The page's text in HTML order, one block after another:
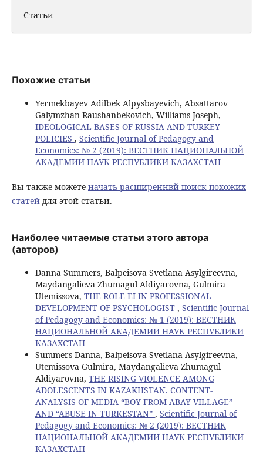
Статьи
Похожие статьи
Yermekbayev Adilbek Alpysbayevich, Absattarov
Galymzhan Raushanbekovich, Williams Joseph,
IDEOLOGICAL BASES OF RUSSIA AND TURKEY
POLICIES , Scientific Journal of Pedagogy and
Economics: № 2 (2019): ВЕСТНИК НАЦИОНАЛЬНОЙ
АКАДЕМИИ НАУК РЕСПУБЛИКИ КАЗАХСТАН
Вы также можете начать расширеннвй поиск похожих
статейдля этой статьи.
Наиболее читаемые статьи этого автора
(авторов)
Danna Summers, Balpeisova Svetlana Asylgireevna,
Maydangalieva Zhumagul Aldiyarovna, Gulmira
Utemissova, THE ROLE EI IN PROFESSIONAL
DEVELOPMENT OF PSYCHOLOGIST , Scientific Journal
of Pedagogy and Economics: № 1 (2019): ВЕСТНИК
НАЦИОНАЛЬНОЙ АКАДЕМИИ НАУК РЕСПУБЛИКИ
КАЗАХСТАН
Summers Danna, Balpeisova Svetlana Asylgireevna,
Utemissova Gulmira, Maydangalieva Zhumagul
Aldiyarovna, THE RISING VIOLENCE AMONG
ADOLESCENTS IN KAZAKHSTAN. CONTENT-
ANALYSIS OF MEDIA “BOY FROM ABAY VILLAGE”
AND “ABUSE IN TURKESTAN” , Scientific Journal of
Pedagogy and Economics: № 2 (2019): ВЕСТНИК
НАЦИОНАЛЬНОЙ АКАДЕМИИ НАУК РЕСПУБЛИКИ
КАЗАХСТАН